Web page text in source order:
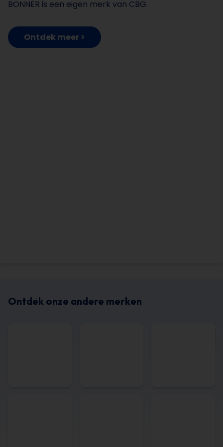
BONNER is een eigen merk van CBG.
Ontdek meer >
Ontdek onze andere merken